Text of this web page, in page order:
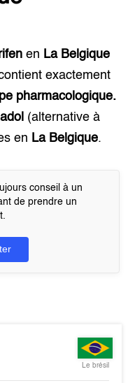
en La Belgique
exactement
pharmacologique.
(alternative à
en La Belgique.
conseil à un
de prendre un
Le brésil